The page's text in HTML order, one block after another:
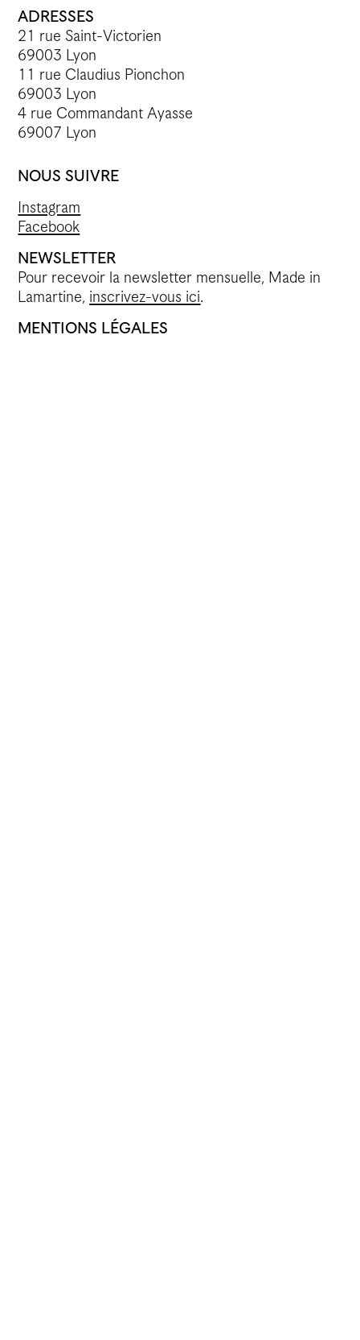
ADRESSES
21 rue Saint-Victorien
69003 Lyon
11 rue Claudius Pionchon
69003 Lyon
4 rue Commandant Ayasse
69007 Lyon
NOUS SUIVRE
Instagram
Facebook
NEWSLETTER
Pour recevoir la newsletter mensuelle, Made in
Lamartine, inscrivez-vous ici.
MENTIONS LÉGALES